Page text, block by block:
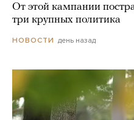
От этой кампании
три крупных политика
НОВОСТИ день назад